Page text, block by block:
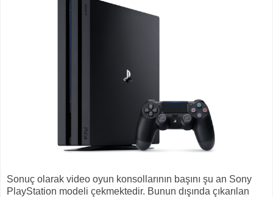
Sonuç olarak video oyun konsollarının başını şu an Sony
PlayStation modeli çekmektedir. Bunun dışında çıkarılan